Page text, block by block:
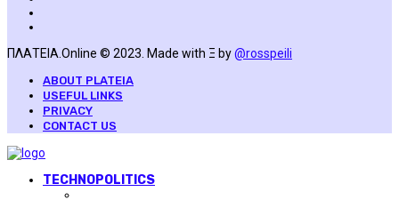
ΠΛΑΤΕΙΑ.Online © 2023. Made with Ξ by@rosspeili
ABOUT PLATEIA
USEFUL LINKS
PRIVACY
CONTACT US
TECHNOPOLITICS